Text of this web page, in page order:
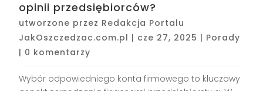
opinii przedsiębiorców?
utworzone przez Redakcja Portalu
JakOszczedzac.com.pl | cze 27, 2025 | Porady
| 0 komentarzy
Wybór odpowiedniego konta firmowego to kluczowy